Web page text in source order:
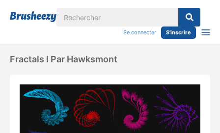
Se connecter S'inscrire
Fractals I Par Hawksmont